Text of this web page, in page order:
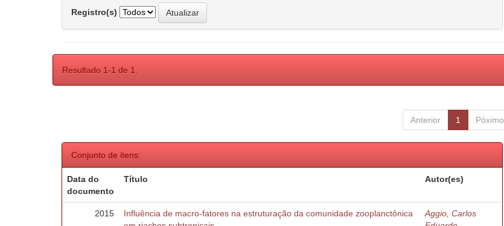
Registro(s)
Resultado 1-1 de 1.
Anterior 1 Póximo
Conjunto de itens:
Data do
documento
Título Autor(es)
2015
Influência de macro-fatores na estruturação da comunidade zooplanctônica
Aggio, Carlos